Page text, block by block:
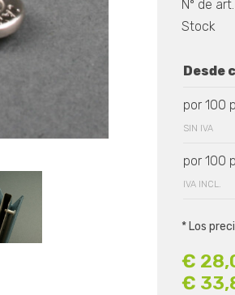
Nº de art.
Stock
Desde
por 100
SIN IVA
por 100
IVA INCL.
* Los
€
€